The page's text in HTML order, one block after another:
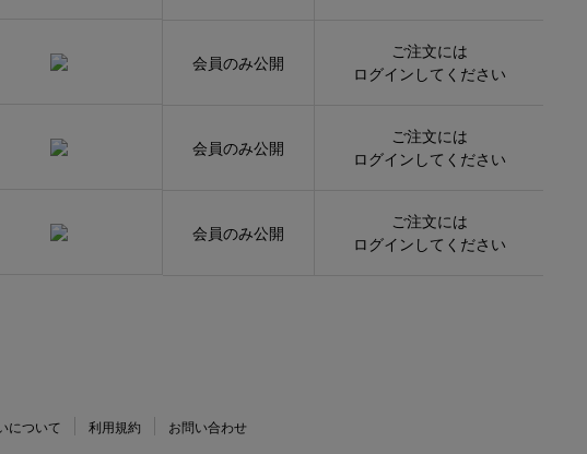
会員のみ公開
ご注文には
ログイン してください
会員のみ公開
ご注文には
ログイン してください
会員のみ公開
ご注文には
ログイン してください
について 利用規約 お問い合わせ